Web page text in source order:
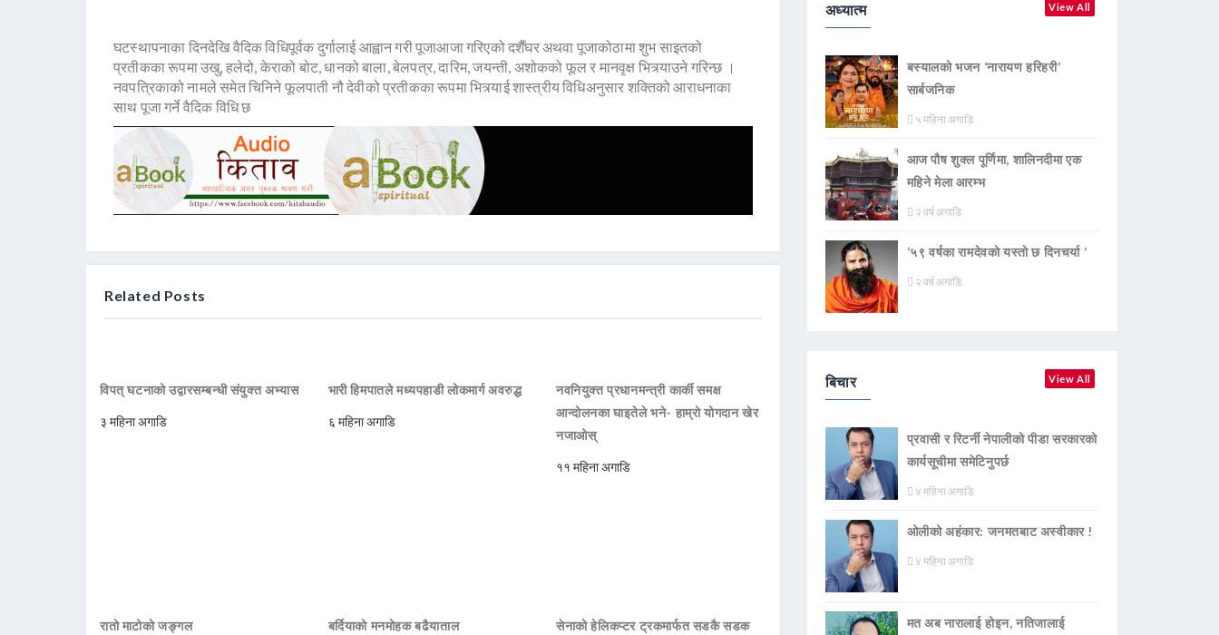
घटस्थापनाका दिनदेखि वैदिक विधिपूर्वक दुर्गालाई आह्वान गरी पूजाआजा गरिएको दशैँघर अथवा पूजाकोठामा शुभ साइतको
प्रतीकका रूपमा उखु, हलेदो, केराको बोट, धानको बाला, बेलपत्र, दारिम, जयन्ती, अशोकको फूल र मानवृक्ष भित्र्याउने गरिन्छ ।
नवपत्रिकाको नामले समेत चिनिने फूलपाती नौ देवीको प्रतीकका रूपमा भित्र्याई शास्त्रीय विधिअनुसार शक्तिको आराधनाका
साथ पूजा गर्ने वैदिक विधि छ
Related Posts
विपत् घटनाको उद्वारसम्बन्धी संयुक्त अभ्यास
३ महिना अगाडि
भारी हिमपातले मध्यपहाडी लोकमार्ग अवरुद्ध
६ महिना अगाडि
नवनियुक्त प्रधानमन्त्री कार्की समक्ष
आन्दोलनका घाइतेले भने- हाम्रो योगदान खेर
नजाओस्
११ महिना अगाडि
रातो माटोको जङ्गल बर्दियाको मनमोहक बढैयाताल
सेनाको हेलिकप्टर ट्रकमार्फत सडकै सडक
अध्यात्म View All
बस्यालको भजन ‘नारायण हरिहरी’
सार्बजनिक
५ महिना अगाडि
आज पौष शुक्ल पूर्णिमा, शालिनदीमा एक
महिने मेला आरम्भ
२ वर्ष अगाडि
‘५९ वर्षका रामदेवकाे यस्ताे छ दिनचर्या ’
२ वर्ष अगाडि
बिचार View All
प्रवासी र रिटर्नी नेपालीको पीडा सरकारको
कार्यसूचीमा समेटिनुपर्छ
४ महिना अगाडि
ओलीको अहंकार: जनमतबाट अस्वीकार !
४ महिना अगाडि
मत अब नारालाई होइन, नतिजालाई